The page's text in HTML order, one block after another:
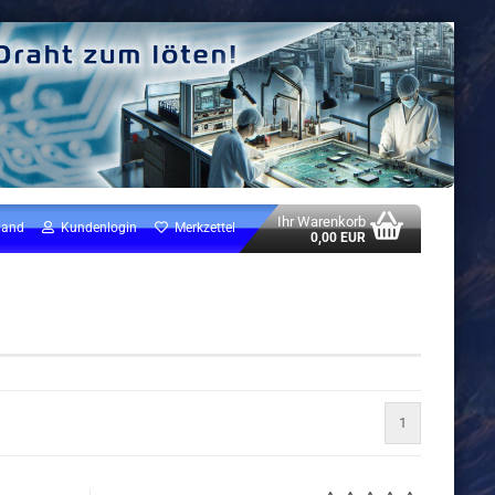
Ihr Warenkorb
0,00 EUR
Kundenlogin Merkzettel
1